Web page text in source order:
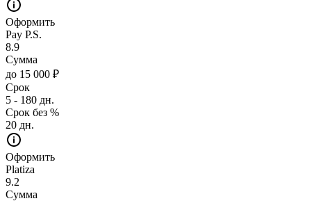
Оформить
Pay P.S.
8.9
Сумма
до 15 000 ₽
Срок
5 - 180 дн.
Срок без %
20 дн.
Оформить
Platiza
9.2
Сумма